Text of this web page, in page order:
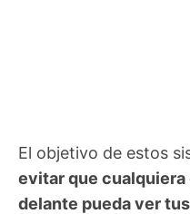
El objetivo de estos
evitar que
delante pueda ver